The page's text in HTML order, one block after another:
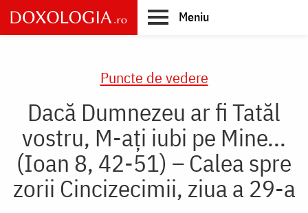
Skip
to
main
Meniu
Puncte de vedere
Dacă Dumnezeu ar fi Tatăl
vostru, M-ați iubi pe Mine...
(Ioan 8, 42-51) – Calea spre
zorii Cincizecimii, ziua a 29-a